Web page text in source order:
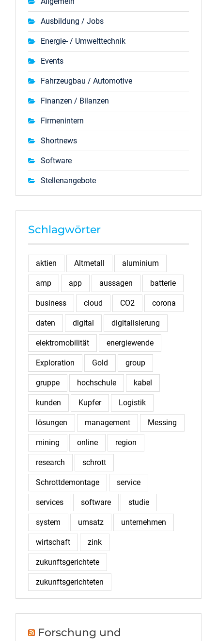
Ausbildung / Jobs
Energie- / Umwelttechnik
Events
Fahrzeugbau / Automotive
Finanzen / Bilanzen
Firmenintern
Shortnews
Software
Stellenangebote
Schlagwörter
aktien Altmetall aluminium
amp app aussagen batterie
business cloud CO2 corona
daten digital digitalisierung
elektromobilität energiewende
Exploration Gold group
gruppe hochschule kabel
kunden Kupfer Logistik
lösungen management Messing
mining online region
research schrott
Schrottdemontage service
services software studie
system umsatz unternehmen
wirtschaft zink
zukunftsgerichtete
zukunftsgerichteten
Forschung und